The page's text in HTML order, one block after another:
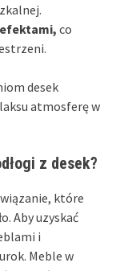
co
desek
atmosferę w
z desek?
które
Aby uzyskać
i
Meble w